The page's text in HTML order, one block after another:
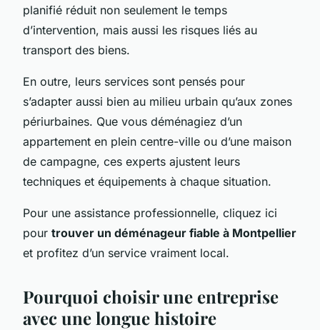
planifié réduit non seulement le temps
d’intervention, mais aussi les risques liés au
transport des biens.
En outre, leurs services sont pensés pour
s’adapter aussi bien au milieu urbain qu’aux zones
périurbaines. Que vous déménagiez d’un
appartement en plein centre-ville ou d’une maison
de campagne, ces experts ajustent leurs
techniques et équipements à chaque situation.
Pour une assistance professionnelle, cliquez ici
pour trouver un déménageur fiable à Montpellier
et profitez d’un service vraiment local.
Pourquoi choisir une entreprise
avec une longue histoire